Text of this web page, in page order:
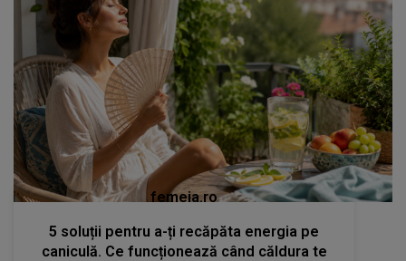
femeia.ro
5 soluții pentru a-ți recăpăta energia pe
caniculă. Ce funcționează când căldura te